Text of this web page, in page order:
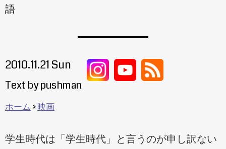
語
学生時代は「学生時代」と言うのが申し訳ない
2010.11.21 Sun
Text by pushman
ホーム 映画